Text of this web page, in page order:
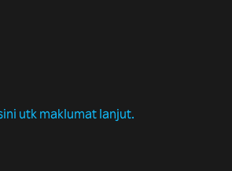
utk maklumat lanjut.